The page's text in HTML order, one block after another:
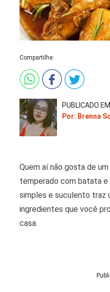
Compartilhe:
PUBLICADO
Por: Brenna
Quem aí não gosta de
temperado com batata e
simples e suculento traz
ingredientes que você
casa.